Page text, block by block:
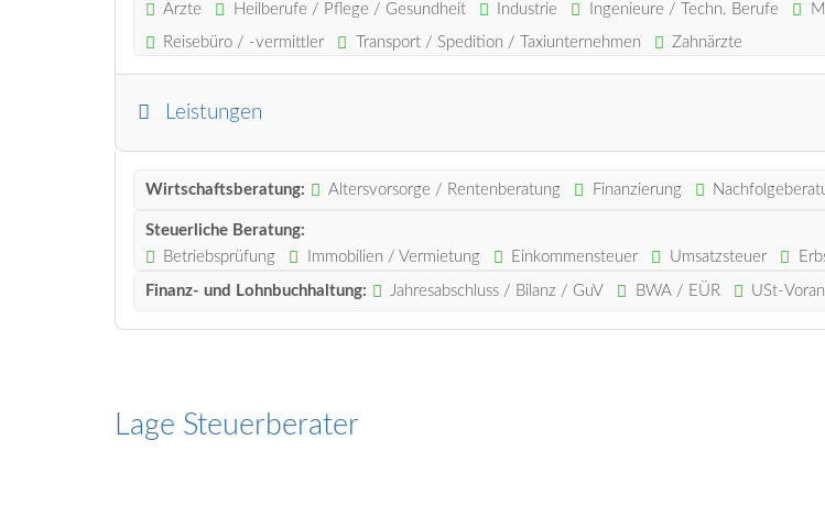
Ärzte
Heilberufe / Pflege / Gesundheit Industrie Ingenieure / Techn. Berufe
Reisebüro / -vermittler
Transport / Spedition / Taxiunternehmen Zahnärzte
Leistungen
Wirtschaftsberatung: Altersvorsorge / Rentenberatung Finanzierung
Steuerliche Beratung:
Betriebsprüfung
Immobilien / Vermietung Einkommensteuer Umsatzsteuer
Finanz- und Lohnbuchhaltung: Jahresabschluss / Bilanz / GuV BWA / EÜR USt-
Lage Steuerberater